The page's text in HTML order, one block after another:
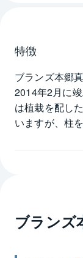
特徴
ブランズ本郷
2014年2月に
は植栽を配し
いますが、柱
体的に軽やか
日のお買い物
の間取りは
ブランズ